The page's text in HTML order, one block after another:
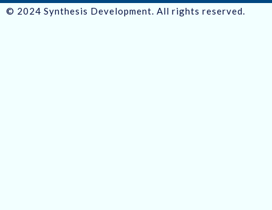
© 2024 Synthesis Development. All rights reserved.